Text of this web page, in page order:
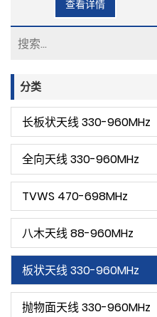
分类
长板状天线 330-960MHz
全向天线 330-960MHz
TVWS 470-698MHz
八木天线 88-960MHz
板状天线 330-960MHz
抛物面天线 330-960MHz
查看详情